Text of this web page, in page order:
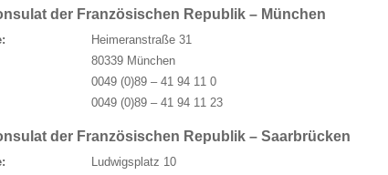
der Französischen Republik – München
Heimeranstraße 31
80339 München
0049 (0)89 – 41 94 11 0
0049 (0)89 – 41 94 11 23
der Französischen Republik – Saarbrücken
Ludwigsplatz 10